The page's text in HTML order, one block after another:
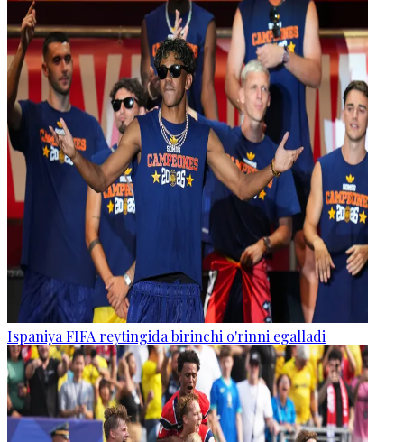
Ispaniya FIFA reytingida birinchi o'rinni egalladi